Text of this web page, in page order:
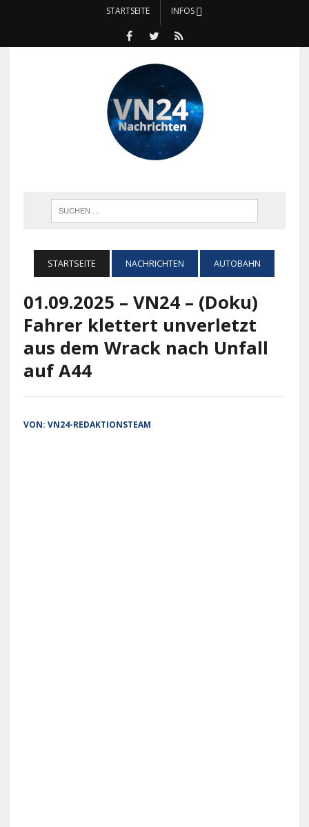
STARTSEITE INFOS
STARTSEITE NACHRICHTEN AUTOBAHN
01.09.2025 – VN24 – (Doku)
Fahrer klettert unverletzt
aus dem Wrack nach Unfall
auf A44
VON: VN24-REDAKTIONSTEAM